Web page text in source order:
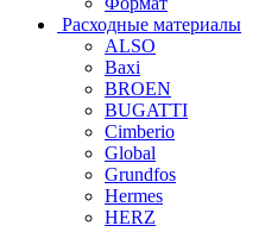
Расходные материалы
ALSO
Baxi
BROEN
BUGATTI
Cimberio
Global
Grundfos
Hermes
HERZ